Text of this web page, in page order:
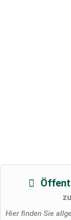
zu
Hier finden Sie